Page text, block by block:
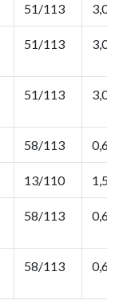
51/113 3,0
51/113 3,0
51/113 3,0
58/113 0,6
13/110 1,5
58/113 0,6
58/113 0,6